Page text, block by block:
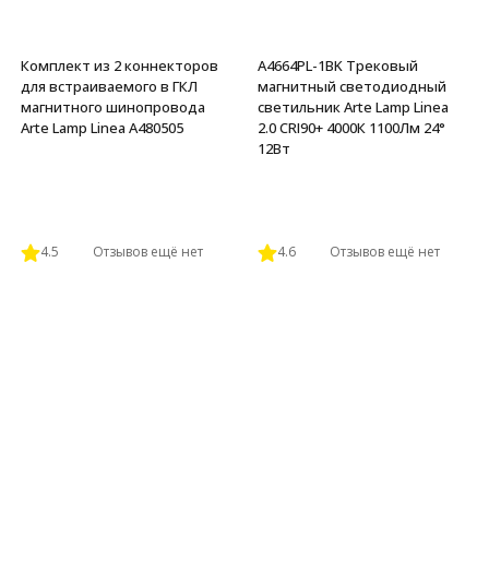
Комплект из 2 коннекторов
для встраиваемого в ГКЛ
магнитного шинопровода
Arte Lamp Linea A480505
4.5 Отзывов ещё нет
A4664PL-1BK Трековый
магнитный светодиодный
светильник Arte Lamp Linea
2.0 CRI90+ 4000К 1100Лм 24°
12Вт
4.6 Отзывов ещё нет